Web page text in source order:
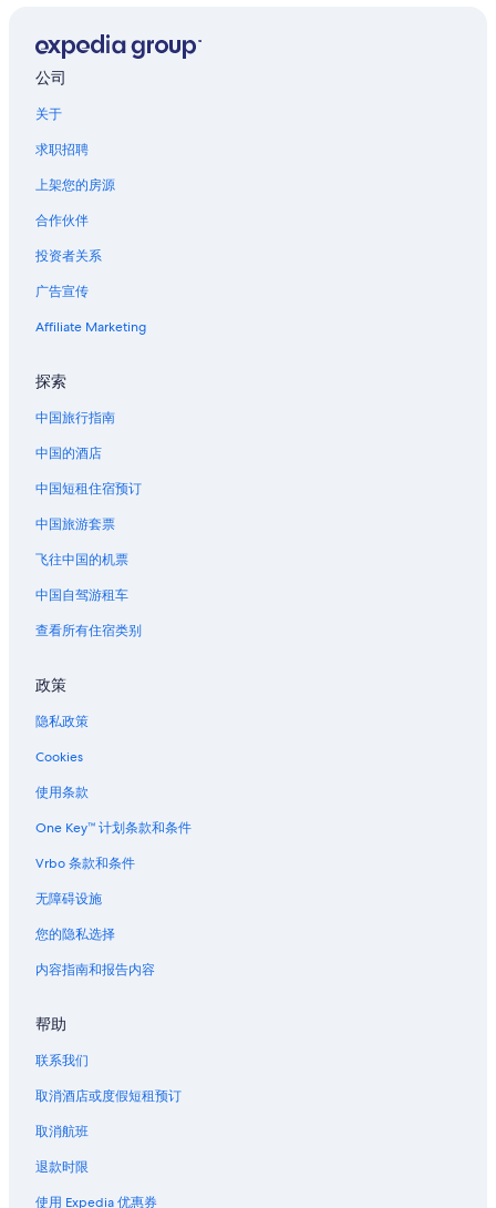
丹佛县的村舍
位于丹佛县的经济型酒店
北丹佛的私人度假屋
北丹佛的度假村
位于樱桃溪的经济型酒店
位于奇士曼公园的 5 星级酒店
哈得孙的公寓
布莱顿的酒店
位于平原的温室的Extended Stay America酒店
位于惠提尔的Wyndham Hotels
蒙特贝洛的酒店
位于山顶的商务酒店
位于山顶的家庭式酒店
位于山顶的历史风格酒店
公司
关于
求职招聘
上架您的房源
合作伙伴
投资者关系
广告宣传
Affiliate Marketing
探索
中国旅行指南
中国的酒店
中国短租住宿预订
中国旅游套票
飞往中国的机票
中国自驾游租车
查看所有住宿类别
政策
隐私政策
Cookies
使用条款
One Key™ 计划条款和条件
Vrbo 条款和条件
无障碍设施
您的隐私选择
内容指南和报告内容
帮助
联系我们
取消酒店或度假短租预订
取消航班
退款时限
使用 Expedia 优惠券